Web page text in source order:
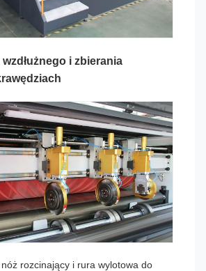
i zbierania
rozcinający i rura wylotowa do